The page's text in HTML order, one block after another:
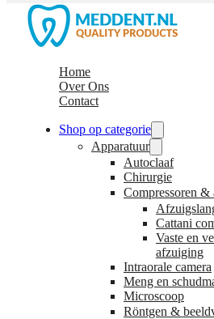
Home
Over Ons
Contact
Shop op categorie
Apparatuur
Autoclaaf
Chirurgie
Compressoren
Cattani
Vaste en
afzuiging
Intraorale camera
Meng en
Microscoop
Röntgen &